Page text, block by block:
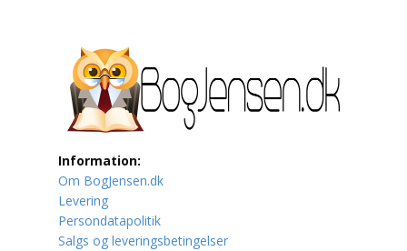
Litteraturhistorie
Lokalhistorie / Topografi
Lystfiskeri
Mad
Information:
Om BogJensen.dk
Levering
Persondatapolitik
Salgs og leveringsbetingelser